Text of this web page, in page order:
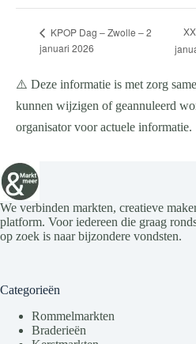
KPOP Dag – Zwolle – 2
januari 2026
⚠️ Deze informatie is met zorg
kunnen wijzigen of geannuleerd
organisator voor actuele informatie.
We verbinden markten, creatieve
platform. Voor iedereen die graag
op zoek is naar bijzondere vondsten.
Categorieën
Rommelmarkten
Braderieën